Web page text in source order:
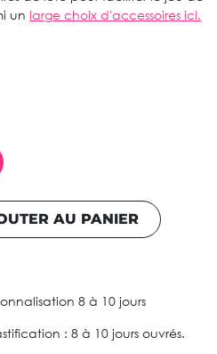
un large choix d'accessoires ici.
AU PANIER
8 à 10 jours
: 8 à 10 jours ouvrés.